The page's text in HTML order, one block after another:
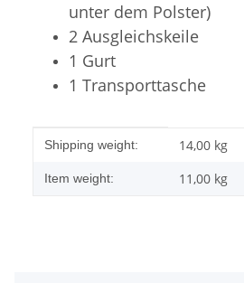
unter dem Polster)
2 Ausgleichskeile
1 Gurt
1 Transporttasche
Item information
Value
Shipping weight: 14,00 kg
Item weight: 11,00 kg